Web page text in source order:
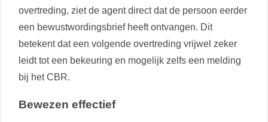
overtreding, ziet de agent direct dat de persoon eerder
een bewustwordingsbrief heeft ontvangen. Dit
betekent dat een volgende overtreding vrijwel zeker
leidt tot een bekeuring en mogelijk zelfs een melding
bij het CBR.
Bewezen effectief